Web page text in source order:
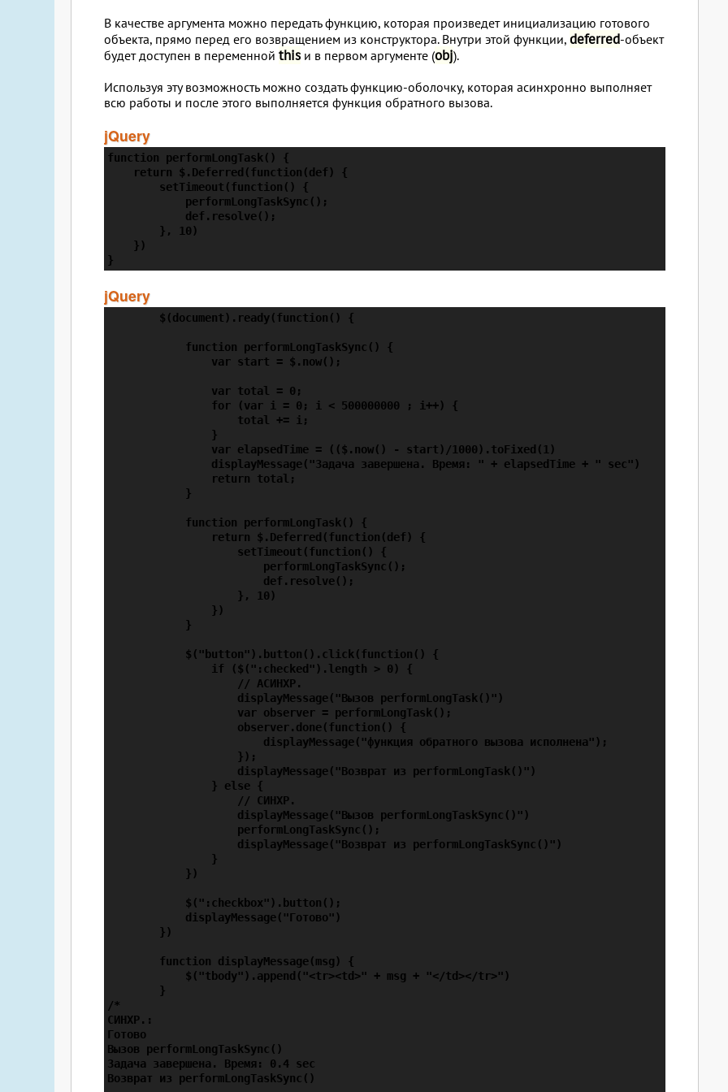
В качестве аргумента можно передать функцию, которая произведет инициализацию готового
объекта, прямо перед его возвращением из конструктора. Внутри этой функции,deferred-объект
будет доступен в переменнойthis и в первом аргументе (obj).
Используя эту возможность можно создать функцию-оболочку, которая асинхронно выполняет
всю работы и после этого выполняется функция обратного вызова.
jQuery
function performLongTask() {
    return $.Deferred(function(def) {
        setTimeout(function() {
            performLongTaskSync();
            def.resolve();
        }, 10)
    })
}
jQuery
        $(document).ready(function() {
            function performLongTaskSync() {
                var start = $.now();
                var total = 0;
                for (var i = 0; i < 500000000 ; i++) {
                    total += i;
                }
                var elapsedTime = (($.now() - start)/1000).toFixed(1)
                displayMessage("Задача завершена. Время: " + elapsedTime + " sec")
                return total;
            }
            function performLongTask() {
                return $.Deferred(function(def) {
                    setTimeout(function() {
                        performLongTaskSync();
                        def.resolve();
                    }, 10)
                })
            }
            $("button").button().click(function() {
                if ($(":checked").length > 0) {
                    // АСИНХР.
                    displayMessage("Вызов performLongTask()")
                    var observer = performLongTask();
                    observer.done(function() {
                        displayMessage("функция обратного вызова исполнена");
                    });
                    displayMessage("Возврат из performLongTask()")
                } else {
                    // СИНХР.
                    displayMessage("Вызов performLongTaskSync()")
                    performLongTaskSync();
                    displayMessage("Возврат из performLongTaskSync()")
                }
            })
            $(":checkbox").button();
            displayMessage("Готово")
        })
        function displayMessage(msg) {
            $("tbody").append("<tr><td>" + msg + "</td></tr>")
        }
/*
СИНХР.:
Готово
Вызов performLongTaskSync()
Задача завершена. Время: 0.4 sec
Возврат из performLongTaskSync()